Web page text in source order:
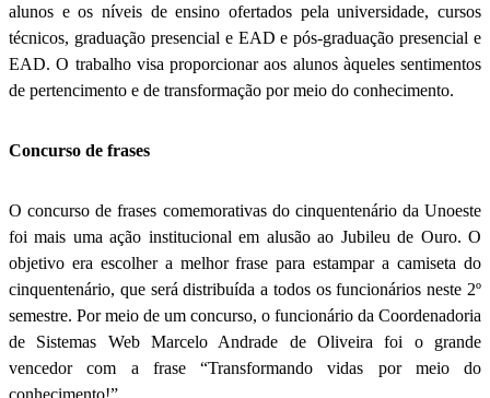
alunos e os níveis de ensino ofertados pela universidade, cursos
técnicos, graduação presencial e EAD e pós-graduação presencial e
EAD. O trabalho visa proporcionar aos alunos àqueles sentimentos
de pertencimento e de transformação por meio do conhecimento.
Concurso de frases
O concurso de frases comemorativas do cinquentenário da Unoeste
foi mais uma ação institucional em alusão ao Jubileu de Ouro. O
objetivo era escolher a melhor frase para estampar a camiseta do
cinquentenário, que será distribuída a todos os funcionários neste 2º
semestre. Por meio de um concurso, o funcionário da Coordenadoria
de Sistemas Web Marcelo Andrade de Oliveira foi o grande
vencedor com a frase “Transformando vidas por meio do
conhecimento!”.